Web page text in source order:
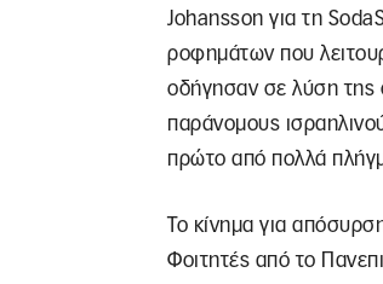
Johansson για τη
ροφημάτων που
οδήγησαν σε λύση της
παράνομους
πρώτο από πολλά
Το κίνημα για
Φοιτητές από το